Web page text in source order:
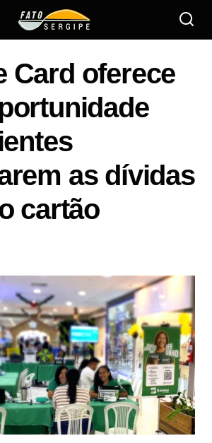
Card oferece
as dívidas
cartão